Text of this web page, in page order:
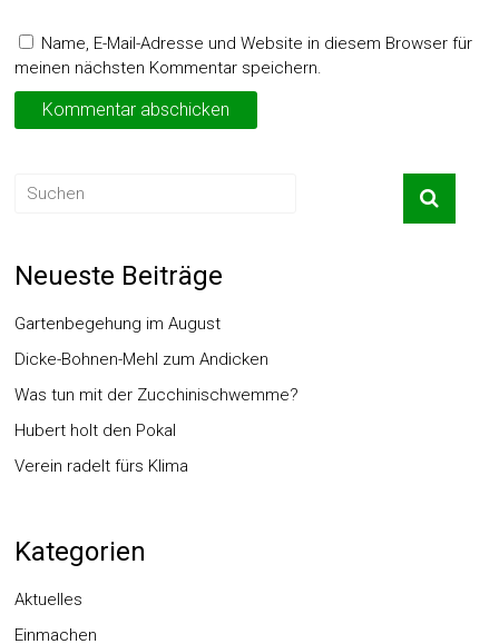
Name, E-Mail-Adresse und Website in diesem Browser für
meinen nächsten Kommentar speichern.
Neueste Beiträge
Gartenbegehung im August
Dicke-Bohnen-Mehl zum Andicken
Was tun mit der Zucchinischwemme?
Hubert holt den Pokal
Verein radelt fürs Klima
Kategorien
Aktuelles
Einmachen